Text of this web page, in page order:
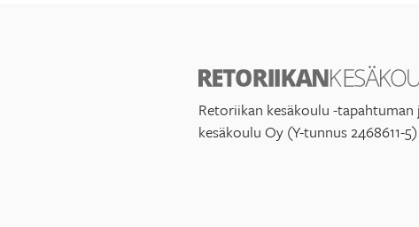
Retoriikan kesäkoulu -
kesäkoulu Oy (Y-tunnus 2468611-5)